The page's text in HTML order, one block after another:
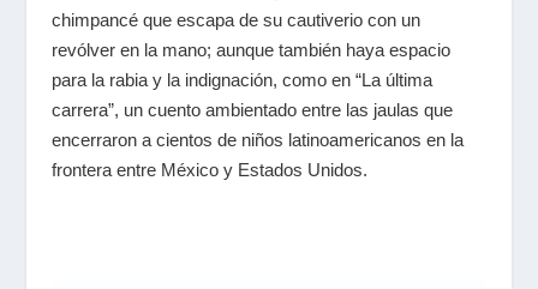
chimpancé que escapa de su cautiverio con un
revólver en la mano; aunque también haya espacio
para la rabia y la indignación, como en “La última
carrera”, un cuento ambientado entre las jaulas que
encerraron a cientos de niños latinoamericanos en la
frontera entre México y Estados Unidos.